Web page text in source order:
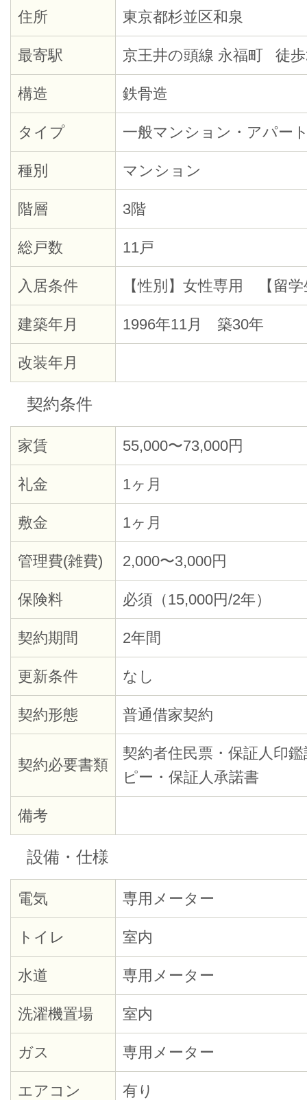
住所 東京都杉並区和泉
最寄駅 京王井の頭線 永福町 徒
構造 鉄骨造
タイプ 一般マンション・アパー
種別 マンション
階層 3階
総戸数 11戸
入居条件 【性別】女性専用 【留学
建築年月 1996年11月 築30年
改装年月
契約条件
家賃 55,000〜73,000円
礼金 1ヶ月
敷金 1ヶ月
管理費(雑費) 2,000〜3,000円
保険料 必須（15,000円/2年）
契約期間 2年間
更新条件 なし
契約形態 普通借家契約
契約必要書類
契約者住民票・保証人印
ピー・保証人承諾書
備考
設備・仕様
電気 専用メーター
トイレ 室内
水道 専用メーター
洗濯機置場 室内
ガス 専用メーター
エアコン 有り